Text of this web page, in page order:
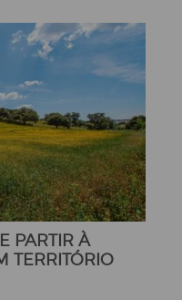
PARTIR À
TERRITÓRIO